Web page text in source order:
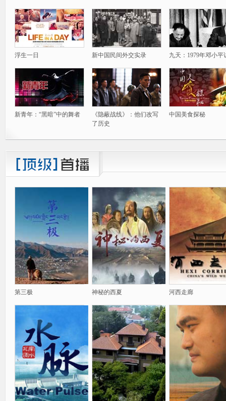
浮生一日 新中国民间外交实录 九天：1979年邓小平
新青年：“黑暗”中的舞者
《隐蔽战线》：他们改写
了历史
中国美食探秘
第三极 神秘的西夏 河西走廊